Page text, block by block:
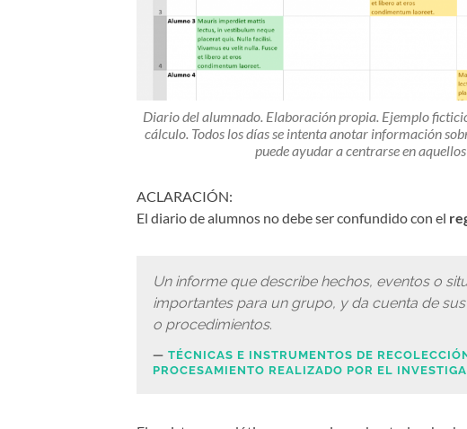
Diario del alumnado. Elaboración propia. Ejemplo
cálculo. Todos los días se intenta anotar información
puede ayudar a centrarse en
ACLARACIÓN:
El diario de alumnos no debe ser confundido con el
Un informe que describe hechos, eventos o
importantes para un grupo, y da cuenta de
o procedimientos.
TÉCNICAS E INSTRUMENTOS DE
PROCESAMIENTO REALIZADO POR EL